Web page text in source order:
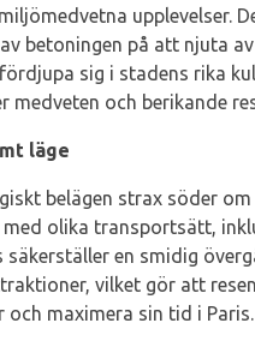
upplevelser.
betoningen på att njuta
sig i stadens rika
medveten och berikande
läge
belägen strax söder
olika transportsätt,
säkerställer en smidig
vilket gör att
maximera sin tid i Paris.